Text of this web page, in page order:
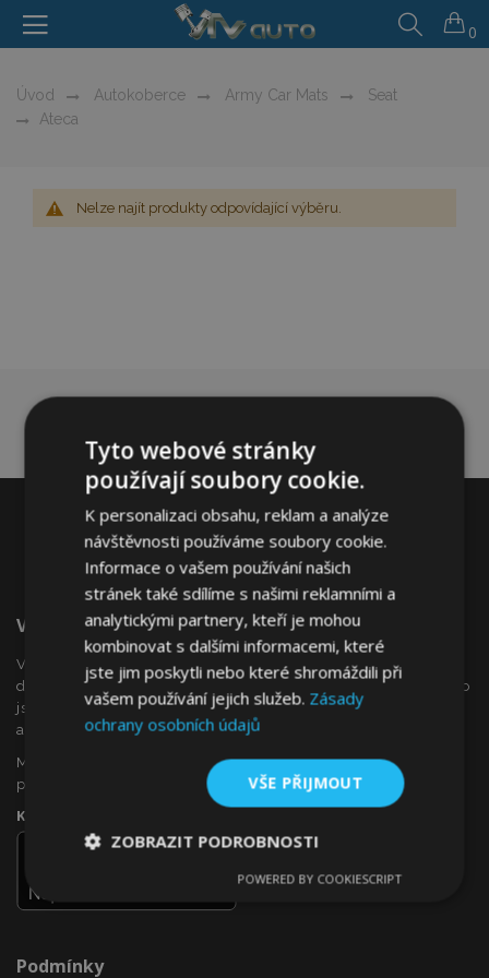
0
Úvod Autokoberce Army Car Mats
Seat
Ateca
Nelze najít produkty odpovídající výběru.
Vítejte Na VTVauto.cz
VTVauto je maloobchodním prodejcem a velkoobchodním
dodavatelem autopříslušenství a autodoplňků v Evropě, jako
jsou např .: ozdobné kryty kol (poklice), okenní deflektory,
autopotahy, autorohože, chromové kryty a rámy, ...
Máte zájem o dropshipping, nebo se chcete stát naším
partnerem?
Kontaktujte nás ještě dnes!
Podmínky
Tyto webové stránky
používají soubory cookie.
K personalizaci obsahu, reklam a analýze
návštěvnosti používáme soubory cookie.
Informace o vašem používání našich
stránek také sdílíme s našimi reklamními a
analytickými partnery, kteří je mohou
kombinovat s dalšími informacemi, které
jste jim poskytli nebo které shromáždili při
vašem používání jejich služeb. Zásady
ochrany osobních údajů
VŠE PŘIJMOUT
ZOBRAZIT PODROBNOSTI
nutné
Výkonové
soubory
Soubory
POWERED BY COOKIESCRIPT